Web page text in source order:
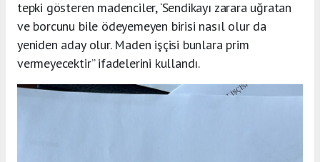
tepki gösteren madenciler, ‘Sendikayı zarara uğratan
ve borcunu bile ödeyemeyen birisi nasıl olur da
yeniden aday olur. Maden işçisi bunlara prim
vermeyecektir” ifadelerini kullandı.